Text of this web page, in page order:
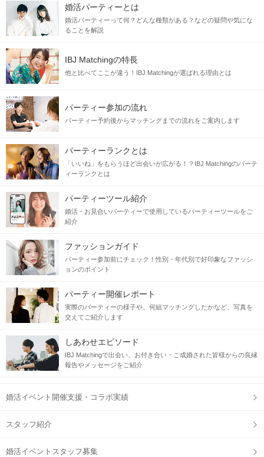
婚活パーティーとは
婚活パーティーって何？どんな種類がある？などの疑問や気にな
ることを解説
IBJ Matchingの特長
他と比べてここが違う！IBJ Matchingが選ばれる理由とは
パーティー参加の流れ
パーティー予約後からマッチングまでの流れをご案内します
パーティーランクとは
「いいね」をもらうほど出会いが広がる！？IBJ Matchingのパーテ
ィーランクとは
パーティーツール紹介
婚活・お見合いパーティーで使用しているパーティーツールをご
紹介
ファッションガイド
パーティー参加前にチェック！性別・年代別で好印象なファッシ
ョンのポイント
パーティー開催レポート
実際のパーティーの様子や、何組マッチングしたかなど、写真を
交えてご紹介します
しあわせエピソード
IBJ Matchingで出会い、お付き合い・ご成婚された皆様からの良縁
報告やメッセージをご紹介
婚活イベント開催支援・コラボ実績
スタッフ紹介
婚活イベントスタッフ募集